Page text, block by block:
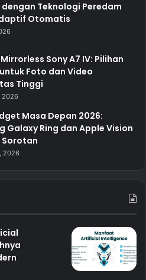
dengan Teknologi Peredam
Otomatis
Sony A7 IV: Pilihan
Foto dan Video
Tinggi
2026
Masa Depan 2026:
Galaxy Ring dan Apple Vision
Sorotan
2026